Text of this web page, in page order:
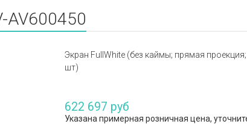
AV600450
Экран FullWhite (без каймы; прямая проекция;
шт)
622 697 руб
Указана примерная розничная цена,